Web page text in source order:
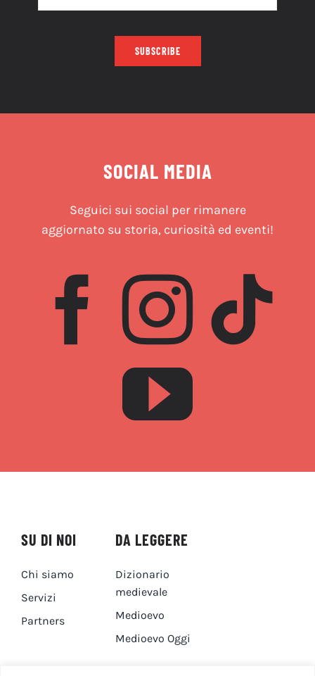
SUBSCRIBE
SOCIAL MEDIA
Seguici sui social per rimanere
aggiornato su storia, curiosità ed eventi!
SU DI NOI
Chi siamo
Servizi
Partners
DA LEGGERE
Dizionario
medievale
Medioevo
Medioevo Oggi